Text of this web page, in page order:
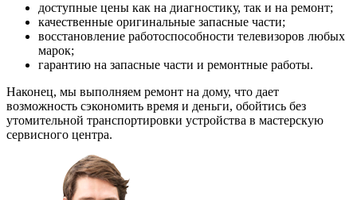
доступные цены как на диагностику, так и на ремонт;
качественные оригинальные запасные части;
восстановление работоспособности телевизоров любых
марок;
гарантию на запасные части и ремонтные работы.
Наконец, мы выполняем ремонт на дому, что дает
возможность сэкономить время и деньги, обойтись без
утомительной транспортировки устройства в мастерскую
сервисного центра.